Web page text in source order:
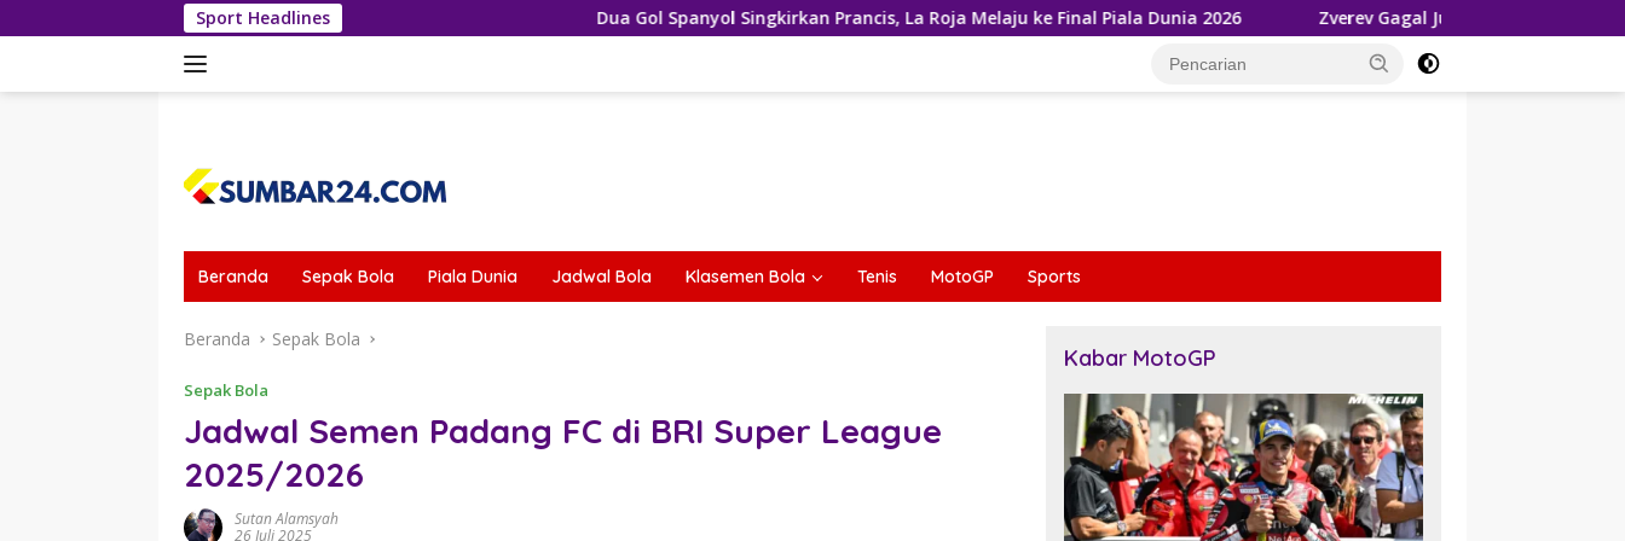
ke
Sport Headlines Dua Gol Spanyol Singkirkan Prancis, La Roja Melaju ke Final Piala Dunia 2026 Zverev Gagal Juara di Wimbledon 2026, Tetap
Beranda Sepak Bola Piala Dunia Jadwal Bola Klasemen Bola Tenis MotoGP Sports
Beranda Sepak Bola
Sepak Bola
Jadwal Semen Padang FC di BRI Super League
2025/2026
Sutan Alamsyah
26 Juli 2025
Kabar MotoGP